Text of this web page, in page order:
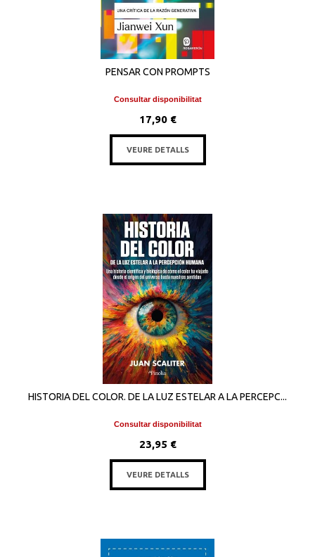
PENSAR CON PROMPTS
Consultar disponibilitat
17,90 €
VEURE DETALLS
HISTORIA DEL COLOR. DE LA LUZ ESTELAR A LA PERCEPC...
Consultar disponibilitat
23,95 €
VEURE DETALLS